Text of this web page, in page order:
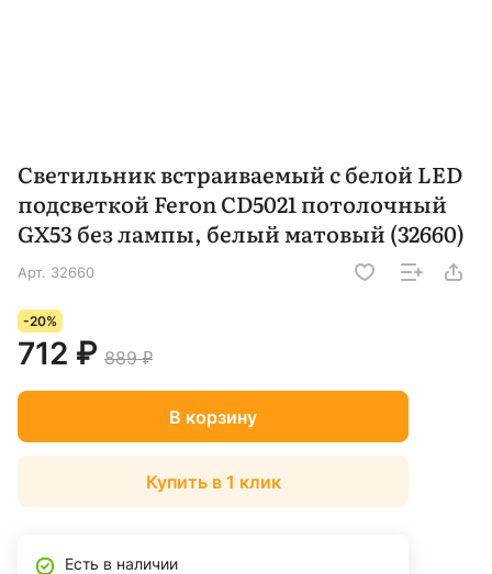
Светильник встраиваемый с белой LED
подсветкой Feron CD5021 потолочный
GX53 без лампы, белый матовый (32660)
Арт. 32660
-20%
712 ₽ 889 ₽
В корзину
Купить в 1 клик
Есть в наличии